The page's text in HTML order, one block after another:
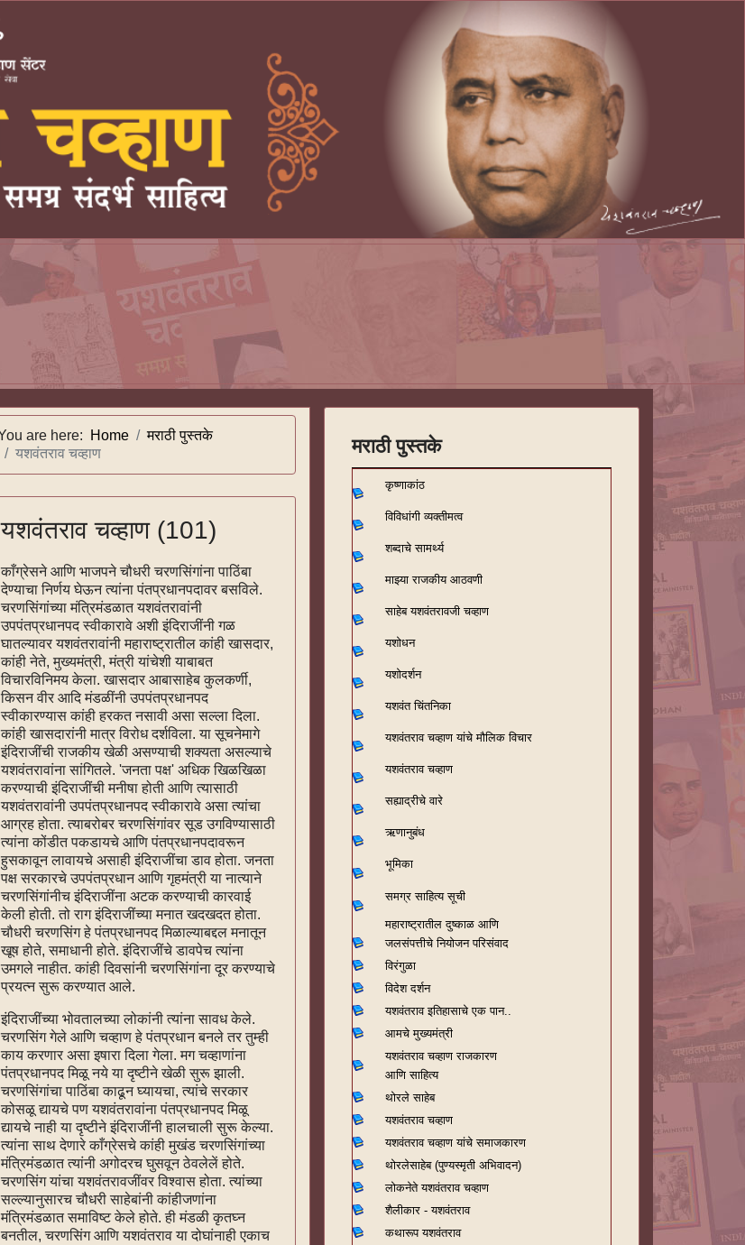
are here: Home
मराठी पुस्तके
यशवंतराव चव्हाण
यशवंतराव चव्हाण (101)
काँग्रेसने आणि भाजपने चौधरी चरणसिंगांना पाठिंबा
देण्याचा निर्णय घेऊन त्यांना पंतप्रधानपदावर बसविले.
चरणसिंगांच्या मंत्रिमंडळात यशवंतरावांनी
उपपंतप्रधानपद स्वीकारावे अशी इंदिराजींनी गळ
घातल्यावर यशवंतरावांनी महाराष्ट्रातील कांही खासदार,
कांही नेते, मुख्यमंत्री, मंत्री यांचेशी याबाबत
विचारविनिमय केला. खासदार आबासाहेब कुलकर्णी,
किसन वीर आदि मंडळींनी उपपंतप्रधानपद
स्वीकारण्यास कांही हरकत नसावी असा सल्ला दिला.
कांही खासदारांनी मात्र विरोध दर्शविला. या सूचनेमागे
इंदिराजींची राजकीय खेळी असण्याची शक्यता असल्याचे
यशवंतरावांना सांगितले. 'जनता पक्ष' अधिक खिळखिळा
करण्याची इंदिराजींची मनीषा होती आणि त्यासाठी
यशवंतरावांनी उपपंतप्रधानपद स्वीकारावे असा त्यांचा
आग्रह होता. त्याबरोबर चरणसिंगांवर सूड उगविण्यासाठी
त्यांना कोंडीत पकडायचे आणि पंतप्रधानपदावरून
हुसकावून लावायचे असाही इंदिराजींचा डाव होता. जनता
पक्ष सरकारचे उपपंतप्रधान आणि गृहमंत्री या नात्याने
चरणसिंगांनीच इंदिराजींना अटक करण्याची कारवाई
केली होती. तो राग इंदिराजींच्या मनात खदखदत होता.
चौधरी चरणसिंग हे पंतप्रधानपद मिळाल्याबद्दल मनातून
खूष होते, समाधानी होते. इंदिराजींचे डावपेच त्यांना
उमगले नाहीत. कांही दिवसांनी चरणसिंगांना दूर करण्याचे
प्रयत्‍न सुरू करण्यात आले.
इंदिराजींच्या भोवतालच्या लोकांनी त्यांना सावध केले.
चरणसिंग गेले आणि चव्हाण हे पंतप्रधान बनले तर तुम्ही
काय करणार असा इषारा दिला गेला. मग चव्हाणांना
पंतप्रधानपद मिळू नये या दृष्टीने खेळी सुरू झाली.
चरणसिंगांचा पाठिंबा काढून घ्यायचा, त्यांचे सरकार
कोसळू द्यायचे पण यशवंतरावांना पंतप्रधानपद मिळू
द्यायचे नाही या दृष्टीने इंदिराजींनी हालचाली सुरू केल्या.
त्यांना साथ देणारे काँग्रेसचे कांही मुखंड चरणसिंगांच्या
मंत्रिमंडळात त्यांनी अगोदरच घुसवून ठेवलेलें होते.
चरणसिंग यांचा यशवंतरावजींवर विश्वास होता. त्यांच्या
सल्ल्यानुसारच चौधरी साहेबांनी कांहीजणांना
मंत्रिमंडळात समाविष्ट केले होते. ही मंडळी कृतघ्न
बनतील, चरणसिंग आणि यशवंतराव या दोघांनाही एकाच
मराठी पुस्तके
कृष्णाकांठ
विविधांगी व्यक्तीमत्व
शब्दाचे सामर्थ्य
माझ्या राजकीय आठवणी
साहेब यशवंतरावजी चव्हाण
यशोधन
यशोदर्शन
यशवंत चिंतनिका
यशवंतराव चव्हाण यांचे मौलिक विचार
यशवंतराव चव्हाण
सह्याद्रीचे वारे
ऋणानुबंध
भूमिका
समग्र साहित्य सूची
महाराष्ट्रातील दुष्काळ आणि
जलसंपत्तीचे नियोजन परिसंवाद
विरंगुळा
विदेश दर्शन
यशवंतराव इतिहासाचे एक पान..
आमचे मुख्यमंत्री
यशवंतराव चव्हाण राजकारण
आणि साहित्य
थोरले साहेब
यशवंतराव चव्हाण
यशवंतराव चव्हाण यांचे समाजकारण
थोरलेसाहेब (पुण्यस्मृती अभिवादन)
लोकनेते यशवंतराव चव्हाण
शैलीकार - यशवंतराव
कथारूप यशवंतराव